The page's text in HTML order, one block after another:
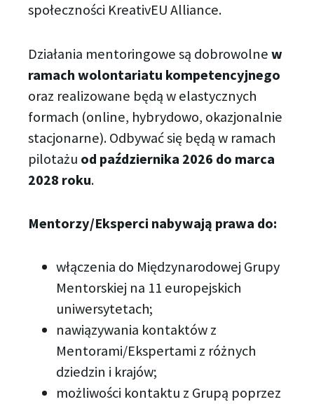
społeczności KreativEU Alliance.
Działania mentoringowe są dobrowolnew
ramach wolontariatu kompetencyjnego
oraz realizowane będą w elastycznych
formach (online, hybrydowo, okazjonalnie
stacjonarne). Odbywać się będą w ramach
pilotażu od października 2026 do marca
2028 roku.
Mentorzy/Eksperci nabywają prawa do:
włączenia do Międzynarodowej Grupy
Mentorskiej na 11 europejskich
uniwersytetach;
nawiązywania kontaktów z
Mentorami/Ekspertami z różnych
dziedzin i krajów;
możliwości kontaktu z Grupą poprzez